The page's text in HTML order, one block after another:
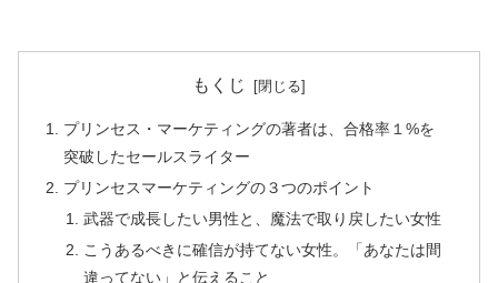
もくじ
プリンセス・マーケティングの著者は、合格率１%を
突破したセールスライター
プリンセスマーケティングの３つのポイント
武器で成長したい男性と、魔法で取り戻したい女性
こうあるべきに確信が持てない女性。「あなたは間
違ってない」と伝えること